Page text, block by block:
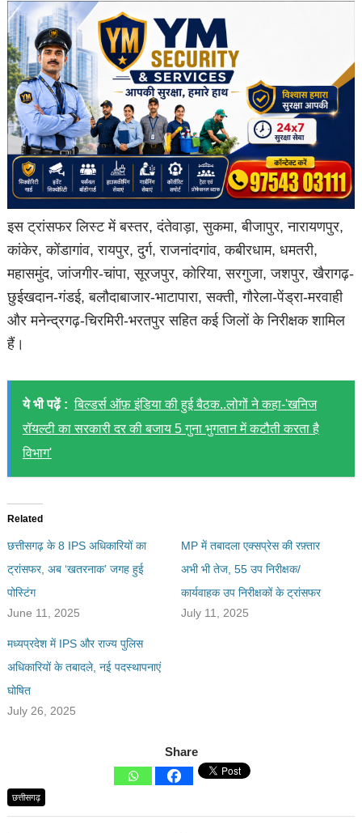
इस ट्रांसफर लिस्ट में बस्तर, दंतेवाड़ा, सुकमा, बीजापुर, नारायणपुर,
कांकेर, कोंडागांव, रायपुर, दुर्ग, राजनांदगांव, कबीरधाम, धमतरी,
महासमुंद, जांजगीर-चांपा, सूरजपुर, कोरिया, सरगुजा, जशपुर, खैरागढ़-
छुईखदान-गंडई, बलौदाबाजार-भाटापारा, सक्ती, गौरेला-पेंड्रा-मरवाही
और मनेन्द्रगढ़-चिरमिरी-भरतपुर सहित कई जिलों के निरीक्षक शामिल
हैं।
ये भी पढ़ें : बिल्डर्स ऑफ़ इंडिया की हुई बैठक..लोगों ने कहा-'खनिज
रॉयल्टी का सरकारी दर की बजाय 5 गुना भुगतान में कटौती करता है
विभाग'
Related
छत्तीसगढ़ के 8 IPS अधिकारियों का
ट्रांसफर, अब ‘खतरनाक’ जगह हुई
पोस्टिंग
June 11, 2025
MP में तबादला एक्सप्रेस की रफ़्तार
अभी भी तेज, 55 उप निरीक्षक/
कार्यवाहक उप निरीक्षकों के ट्रांसफर
July 11, 2025
मध्यप्रदेश में IPS और राज्य पुलिस
अधिकारियों के तबादले, नई पदस्थापनाएं
घोषित
July 26, 2025
Share
छत्तीसगढ़